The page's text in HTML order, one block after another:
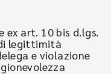
ex art. 10 bis d.lgs.
legittimità
e violazione